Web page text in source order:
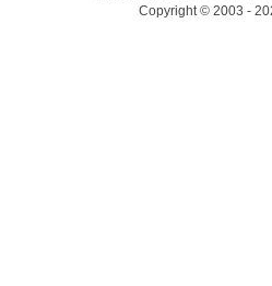
Copyright © 2003 -